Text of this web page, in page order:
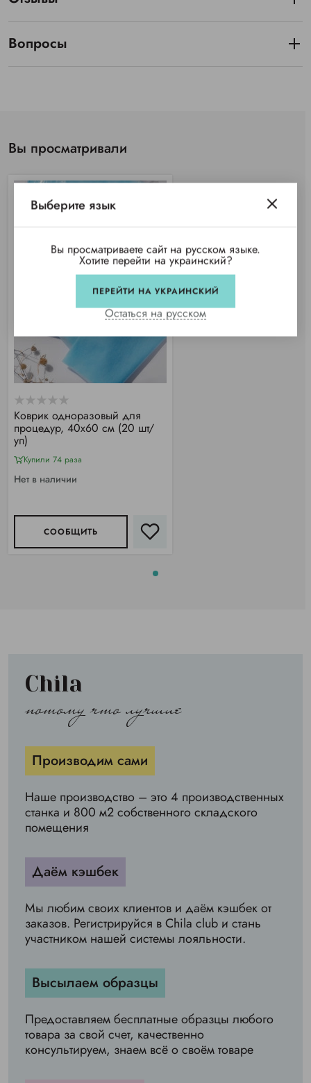
Вопросы
Вы просматривали
Коврик одноразовый для
процедур, 40х60 см (20 шт/
уп)
Купили 74 раза
Нет в наличии
СООБЩИТЬ
Chila
потому что лучшие
Производим сами
Наше производство – это 4 производственных
станка и 800 м2 собственного складского
помещения
Даём кэшбек
Мы любим своих клиентов и даём кэшбек от
заказов. Регистрируйся в Chila club и стань
участником нашей системы лояльности.
Высылаем образцы
Предоставляем бесплатные образцы любого
товара за свой счет, качественно
консультируем, знаем всё о своём товаре
Выберите язык
Вы просматриваете сайт на русском языке.
Хотите перейти на украинский?
ПЕРЕЙТИ НА УКРАИНСКИЙ
Остаться на русском